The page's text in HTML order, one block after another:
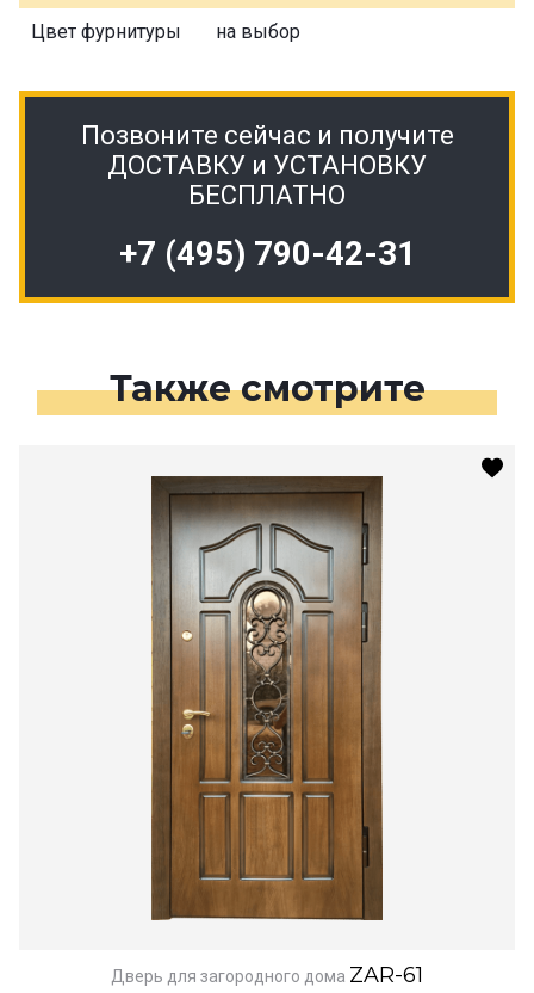
Цвет фурнитуры на выбор
Позвоните сейчас и получите
ДОСТАВКУ и УСТАНОВКУ
БЕСПЛАТНО
+7 (495) 790-42-31
Также смотрите
Дверь для загородного дома ZAR-61